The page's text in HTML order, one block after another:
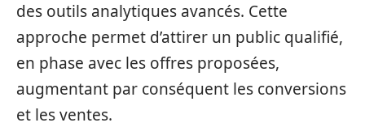
des outils analytiques avancés. Cette
approche permet d’attirer un public qualifié,
en phase avec les offres proposées,
augmentant par conséquent les conversions
et les ventes.